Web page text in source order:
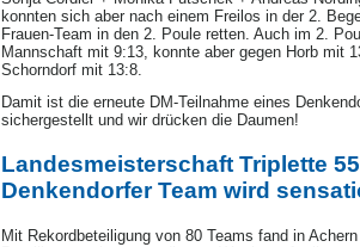
konnten sich aber nach einem Freilos in der 2.
Frauen-Team in den 2. Poule retten. Auch im 2.
Mannschaft mit 9:13, konnte aber gegen Horb mit
Schorndorf mit 13:8.
Damit ist die erneute DM-Teilnahme eines
sichergestellt und wir drücken die Daumen!
Landesmeisterschaft Triplette
Denkendorfer Team wird
Mit Rekordbeteiligung von 80 Teams fand in